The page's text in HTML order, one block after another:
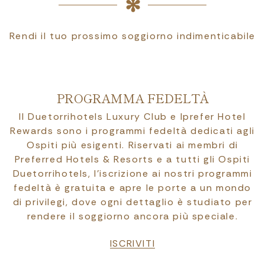
Rendi il tuo prossimo soggiorno indimenticabile
PROGRAMMA FEDELTÀ
Il Duetorrihotels Luxury Club e Iprefer Hotel
Rewards sono i programmi fedeltà dedicati agli
Ospiti più esigenti. Riservati ai membri di
Preferred Hotels & Resorts e a tutti gli Ospiti
Duetorrihotels, l’iscrizione ai nostri programmi
fedeltà è gratuita e apre le porte a un mondo
di privilegi, dove ogni dettaglio è studiato per
rendere il soggiorno ancora più speciale.
ISCRIVITI